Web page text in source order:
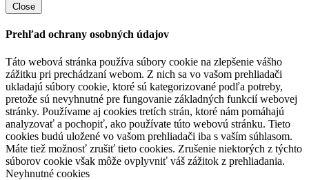
Close
Prehľad ochrany osobných údajov
Táto webová stránka používa súbory cookie na zlepšenie vášho
zážitku pri prechádzaní webom. Z nich sa vo vašom prehliadači
ukladajú súbory cookie, ktoré sú kategorizované podľa potreby,
pretože sú nevyhnutné pre fungovanie základných funkcií webovej
stránky. Používame aj cookies tretích strán, ktoré nám pomáhajú
analyzovať a pochopiť, ako používate túto webovú stránku. Tieto
cookies budú uložené vo vašom prehliadači iba s vaším súhlasom.
Máte tiež možnosť zrušiť tieto cookies. Zrušenie niektorých z týchto
súborov cookie však môže ovplyvniť váš zážitok z prehliadania.
Neyhnutné cookies